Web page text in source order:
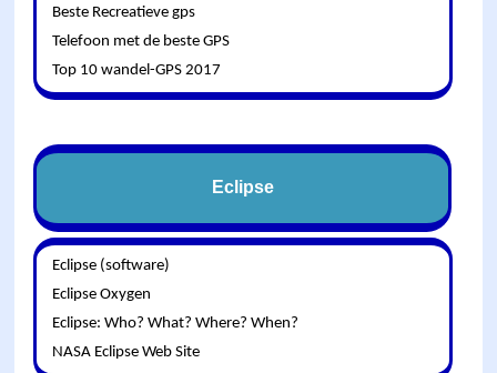
Beste Recreatieve gps
Telefoon met de beste GPS
Top 10 wandel-GPS 2017
Eclipse
Eclipse (software)
Eclipse Oxygen
Eclipse: Who? What? Where? When?
NASA Eclipse Web Site